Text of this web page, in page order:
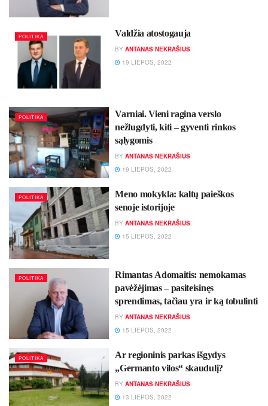
POLITIKA Valdžia atostogauja
BY ANTANAS NEKRAŠIUS
19 LIEPOS, 2022
POLITIKA
Varniai. Vieni ragina verslo
nežlugdyti, kiti – gyventi rinkos
sąlygomis
BY ANTANAS NEKRAŠIUS
19 LIEPOS, 2022
POLITIKA
Meno mokykla: kaltų paieškos
senoje istorijoje
BY ANTANAS NEKRAŠIUS
15 LIEPOS, 2022
POLITIKA
Rimantas Adomaitis: nemokamas
pavėžėjimas – pasiteisinęs
sprendimas, tačiau yra ir ką tobulinti
BY ANTANAS NEKRAŠIUS
15 LIEPOS, 2022
POLITIKA
Ar regioninis parkas išgydys
„Germanto vilos“ skaudulį?
BY ANTANAS NEKRAŠIUS
13 LIEPOS, 2022